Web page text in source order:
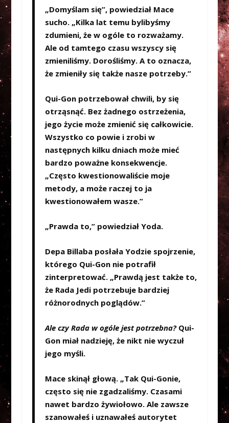
„Domyślam się”, powiedział Mace
sucho. „Kilka lat temu bylibyśmy
zdumieni, że w ogóle to rozważamy.
Ale od tamtego czasu wszyscy się
zmieniliśmy. Dorośliśmy. A to oznacza,
że zmieniły się także nasze potrzeby.”
Qui-Gon potrzebował chwili, by się
otrząsnąć. Bez żadnego ostrzeżenia,
jego życie może zmienić się całkowicie.
Wszystko co powie i zrobi w
następnych kilku dniach może mieć
bardzo poważne konsekwencje.
„Często kwestionowaliście moje
metody, a może raczej to ja
kwestionowałem wasze.”
„Prawda to,” powiedział Yoda.
Depa Billaba posłała Yodzie spojrzenie,
którego Qui-Gon nie potrafił
zinterpretować. „Prawdą jest także to,
że Rada Jedi potrzebuje bardziej
różnorodnych poglądów.”
Ale czy Rada w ogóle jest potrzebna? Qui-
Gon miał nadzieję, że nikt nie wyczuł
jego myśli.
Mace skinął głową. „Tak Qui-Gonie,
często się nie zgadzaliśmy. Czasami
nawet bardzo żywiołowo. Ale zawsze
szanowałeś i uznawałeś autorytet